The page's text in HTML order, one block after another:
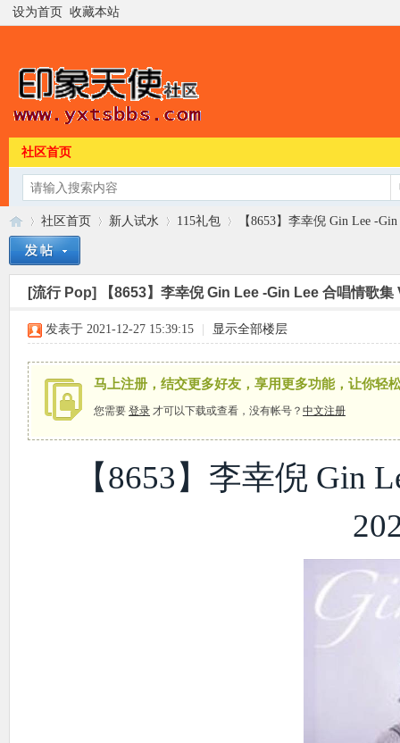
设为首页 收藏本站
社区首页
»
社区首页
›
新人试水
›
115礼包
›
【8653】李幸倪 Gin Lee -
[流行 Pop] 【8653】李幸倪 Gin Lee -Gin Lee 合唱情歌
发表于 2021-12-27 15:39:15 显示全部楼层
马上注册，结交更多好友，享用更多功能，让你轻
您需要 登录 才可以下载或查看，没有帐号？ 中文注册
【8653】李幸倪 Gin